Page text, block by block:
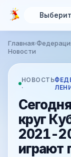
Перейти к
Вы здесь
Главная›
Новости
НОВОСТЬ
·
круг
2021-
играют